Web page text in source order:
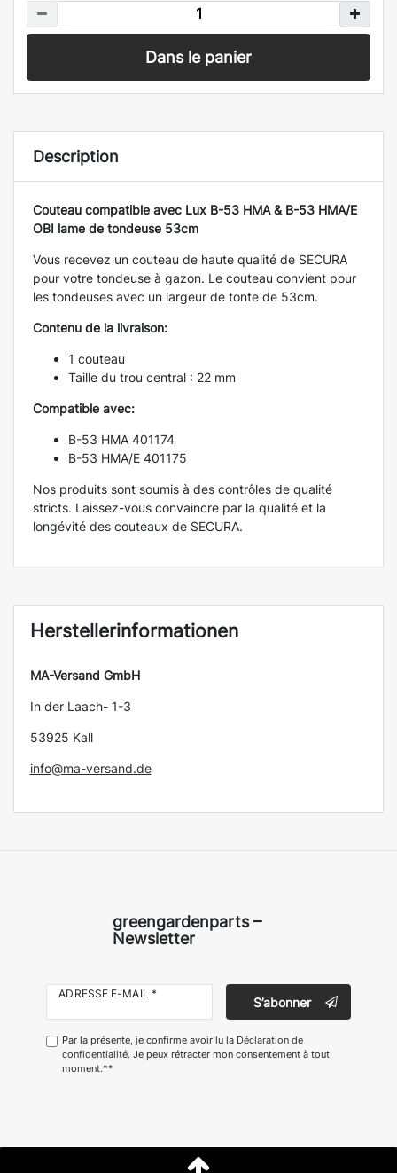
Dans le panier
Description
Couteau compatible avec Lux B-53 HMA & B-53 HMA/E
OBI lame de tondeuse 53cm
Vous recevez un couteau de haute qualité de SECURA
pour votre tondeuse à gazon. Le couteau convient pour
les tondeuses avec un largeur de tonte de 53cm.
Contenu de la livraison:
1 couteau
Taille du trou central : 22 mm
Compatible avec:
B-53 HMA 401174
B-53 HMA/E 401175
Nos produits sont soumis à des contrôles de qualité
stricts. Laissez-vous convaincre par la qualité et la
longévité des couteaux de SECURA.
Herstellerinformationen
MA-Versand GmbH
In der Laach- 1-3
53925 Kall
info@ma-versand.de
greengardenparts –
Newsletter
ADRESSE E-MAIL *
S’abonner
Par la présente, je confirme avoir lu la Déclaration de
confidentialité. Je peux rétracter mon consentement à tout
moment.**